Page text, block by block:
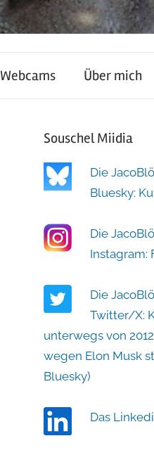
Webcams Über mich
Souschel Miidia
Die
Bluesky:
Die
Instagram:
Die
Twitter/X:
unterwegs von
wegen Elon Musk
Bluesky)
Das